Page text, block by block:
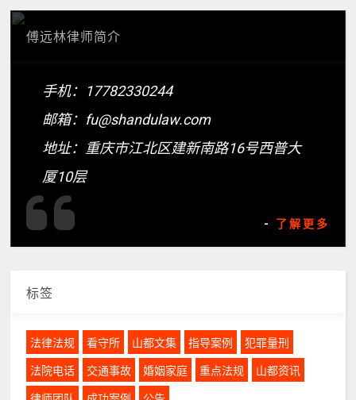
傅远林律师简介
手机：17782330244
邮箱：fu@shandulaw.com
地址：重庆市江北区建新南路16号西普大
厦10层
- 了解更多
标签
法律法规 看守所 山都文集 指导案例 犯罪量刑
法院电话 交通事故 婚姻家庭 重点法规 山都资讯